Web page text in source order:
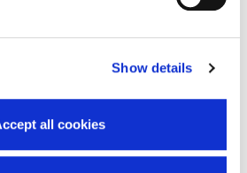
Show details
all cookies